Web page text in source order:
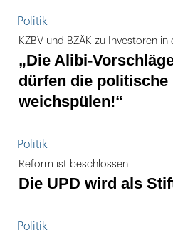
Politik
KZBV und BZÄK zu Investoren
„Die Alibi-
dürfen die politische
weichspülen!“
Politik
Reform ist beschlossen
Die UPD wird als
Politik